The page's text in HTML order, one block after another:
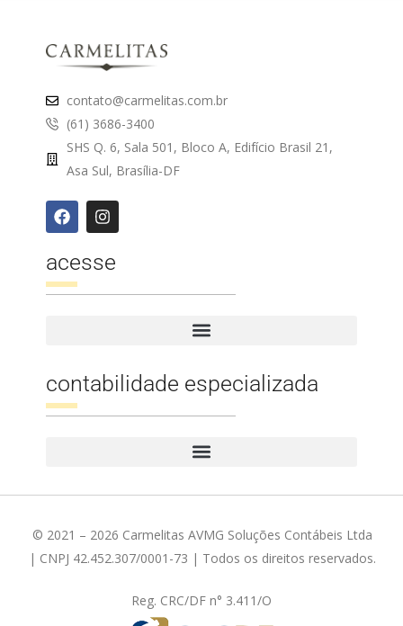
contato@carmelitas.com.br
(61) 3686-3400
SHS Q. 6, Sala 501, Bloco A, Edifício Brasil 21,
Asa Sul, Brasília-DF
acesse
contabilidade especializada
© 2021 – 2026 Carmelitas AVMG Soluções Contábeis Ltda
| CNPJ 42.452.307/0001-73 | Todos os direitos reservados.
Reg. CRC/DF n° 3.411/O